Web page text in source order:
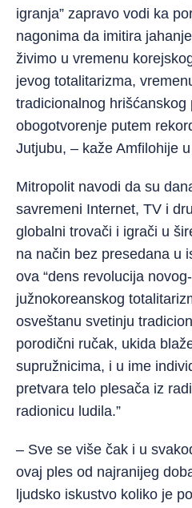
igranja” zapravo vodi ka
nagonima da imitira
živimo u vremenu
jevog totalitarizma,
tradicionalnog hrišćanskog
obogotvorenje putem
Jutjubu, – kaže Amfilohije
Mitropolit navodi da su
savremeni Internet, TV i
globalni trovači i igrači u
na način bez presedana u
ova “dens revolucija
južnokoreanskog
osveštanu svetinju
porodični ručak, ukida
supružnicima, i u ime
pretvara telo plesača iz
radionicu ludila.”
– Sve se više čak i u
ovaj ples od najranijeg
ljudsko iskustvo koliko je